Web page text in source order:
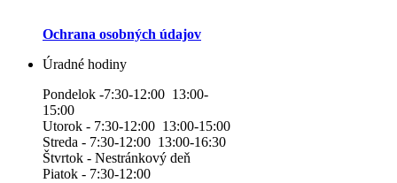
Ochrana osobných údajov
Úradné hodiny
Pondelok -7:30-12:00 13:00-
15:00
Utorok - 7:30-12:00 13:00-15:00
Streda - 7:30-12:00 13:00-16:30
Štvrtok - Nestránkový deň
Piatok - 7:30-12:00